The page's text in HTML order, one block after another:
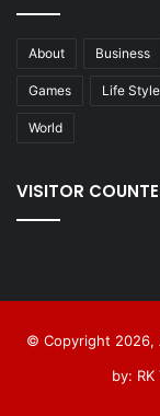
About Business
Games Life Style
World
VISITOR
© Copyright 2026,
by: